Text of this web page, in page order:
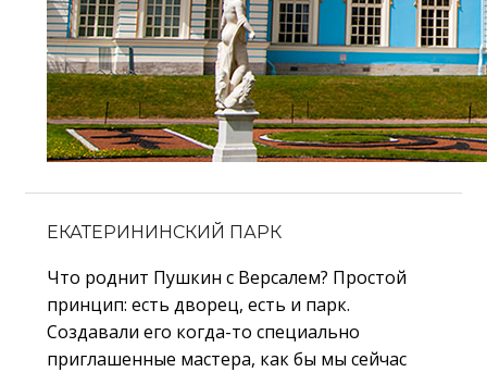
ЕКАТЕРИНИНСКИЙ ПАРК
Что роднит Пушкин с Версалем? Простой
принцип: есть дворец, есть и парк.
Создавали его когда-то специально
приглашенные мастера, как бы мы сейчас